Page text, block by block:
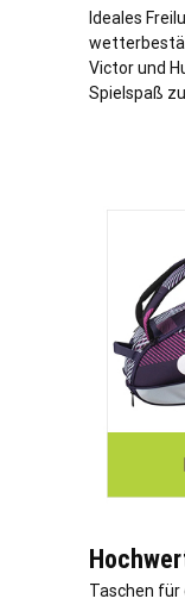
Ideales
Victor und
Spielspaß
Taschen